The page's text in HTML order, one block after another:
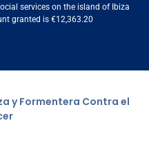
services on the island of Ibiza
granted is €12,363.20
y Formentera Contra el